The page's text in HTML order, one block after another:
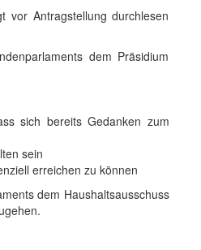
vor Antragstellung durchlesen
dem Präsidium
sich bereits Gedanken zum
sein
erreichen zu können
dem Haushaltsausschuss